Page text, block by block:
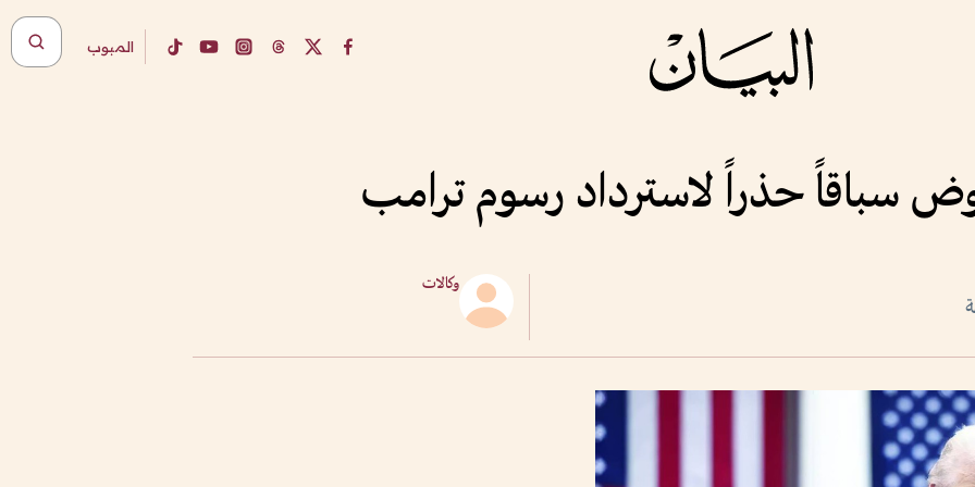
المبوب
سباقاً حذراً لاسترداد رسوم ترامب
وكالات